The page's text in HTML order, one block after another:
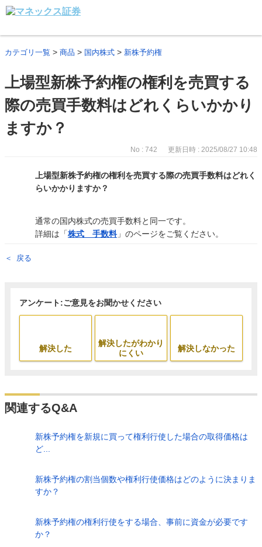
カテゴリ一覧 > 商品 > 国内株式 > 新株予約権
上場型新株予約権の権利を売買する
際の売買手数料はどれくらいかかり
ますか？
No : 742 更新日時 : 2025/08/27 10:48
上場型新株予約権の権利を売買する際の売買手数料はどれく
らいかかりますか？
通常の国内株式の売買手数料と同一です。
詳細は「株式 手数料」のページをご覧ください。
戻る
アンケート:ご意見をお聞かせください
解決した
解決したがわかり
にくい
解決しなかった
関連するQ&A
新株予約権を新規に買って権利行使した場合の取得価格は
ど...
新株予約権の割当個数や権利行使価格はどのように決まりま
すか？
新株予約権の権利行使をする場合、事前に資金が必要です
か？